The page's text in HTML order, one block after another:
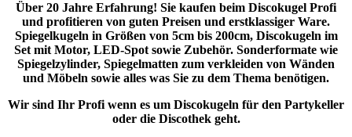
Über 20 Jahre Erfahrung! Sie kaufen beim Discokugel Profi
und profitieren von guten Preisen und erstklassiger Ware.
Spiegelkugeln in Größen von 5cm bis 200cm, Discokugeln im
Set mit Motor, LED-Spot sowie Zubehör. Sonderformate wie
Spiegelzylinder, Spiegelmatten zum verkleiden von Wänden
und Möbeln sowie alles was Sie zu dem Thema benötigen.
Wir sind Ihr Profi wenn es um Discokugeln für den Partykeller
oder die Discothek geht.